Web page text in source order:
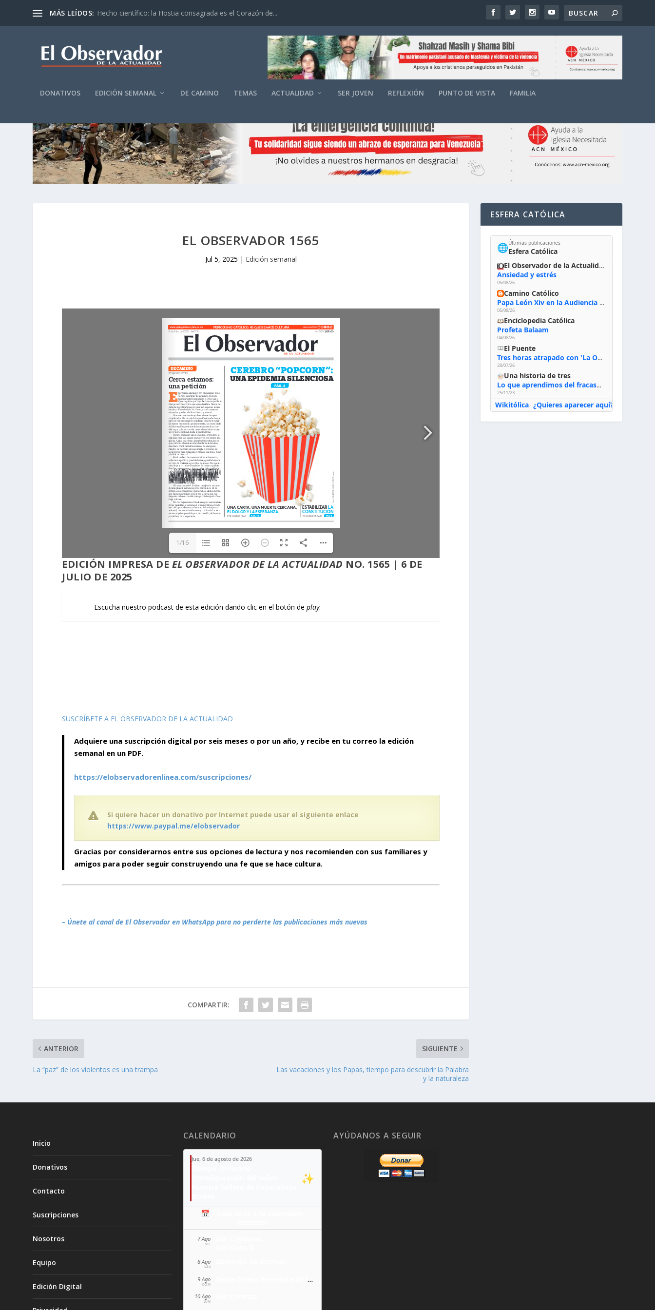
MÁS LEÍDOS: Hecho científico: la Hostia consagrada es el Corazón de...
DONATIVOS EDICIÓN SEMANAL DE CAMINO TEMAS ACTUALIDAD SER JOVEN REFLEXIÓN PUNTO DE VISTA FAMILIA
EL OBSERVADOR 1565
Jul 5, 2025 | Edición semanal
1/16
EDICIÓN IMPRESA DE EL OBSERVADOR DE LA ACTUALIDAD NO. 1565 | 6 DE
JULIO DE 2025
Escucha nuestro podcast de esta edición dando clic en el botón deplay:
SUSCRÍBETE A EL OBSERVADOR DE LA ACTUALIDAD
Adquiere una suscripción digital por seis meses o por un año, y recibe en tu correo la edición
semanal en un PDF.
https://elobservadorenlinea.com/suscripciones/
Si quiere hacer un donativo por Internet puede usar el siguiente enlace
https://www.paypal.me/elobservador
Gracias por considerarnos entre sus opciones de lectura y nos recomienden con sus familiares y
amigos para poder seguir construyendo una fe que se hace cultura.
– Únete al canal de El Observador en WhatsApp para no perderte las publicaciones más nuevas
COMPARTIR:
ANTERIOR
La “paz” de los violentos es una trampa
SIGUIENTE
Las vacaciones y los Papas, tiempo para descubrir la Palabra
y la naturaleza
ESFERA CATÓLICA
🌐Últimas publicaciones
Esfera Católica
El Observador de la Actualidad
Ansiedad y estrés
05/08/26
Camino Católico
Papa León Xiv en la Audiencia General, 5-8-2026: «Dios en el primer puesto; la oración, nuestra primera obligación; la liturgia, la primera fuente de la vida divina que se nos comunica, la primera escuela de nuestra vida espiritual»
05/08/26
Enciclopedia Católica
Profeta Balaam
04/08/26
El Puente
Tres horas atrapado con 'La Odisea' de Nolan
28/07/26
Una historia de tres
Lo que aprendimos del fracaso al emprender
25/11/23
Wikitólica· ¿Quieres aparecer aquí?
Inicio
Donativos
Contacto
Suscripciones
Nosotros
Equipo
Edición Digital
CALENDARIO
Jue, 6 de agosto de 2026
✨
📅 Añade todo a tu calendario
7 Ago
VIE
8 Ago
SÁB
9 Ago
DOM
Santa Teresa Benedicta de la Cruz
10 Ago
LUN
AYÚDANOS A SEGUIR